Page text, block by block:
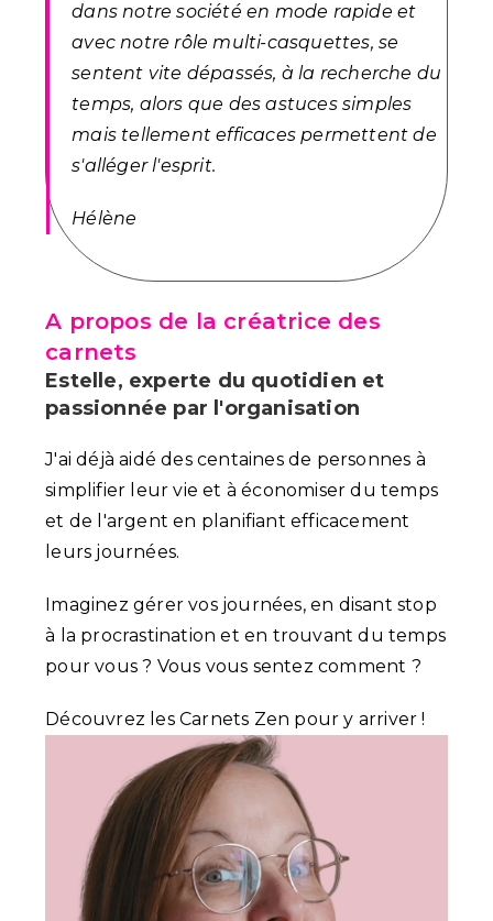
dans notre société en mode rapide et
avec notre rôle multi-casquettes, se
sentent vite dépassés, à la recherche du
temps, alors que des astuces simples
mais tellement efficaces permettent de
s'alléger l'esprit.
Hélène
A propos de la créatrice des
carnets
Estelle, experte du quotidien et
passionnée par l'organisation
J'ai déjà aidé des centaines de personnes à
simplifier leur vie et à économiser du temps
et de l'argent en planifiant efficacement
leurs journées.
Imaginez gérer vos journées, en disant stop
à la procrastination et en trouvant du temps
pour vous ? Vous vous sentez comment ?
Découvrez les Carnets Zen pour y arriver !